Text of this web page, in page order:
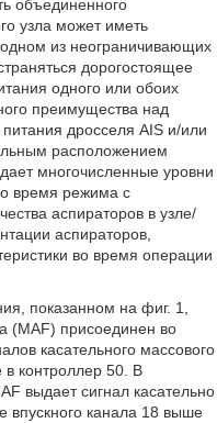
объединенного
узла может иметь
из неограничивающих
дорогостоящее
одного или обоих
преимущества над
дросселя AIS и/или
расположением
многочисленные уровни
время режима с
аспираторов в узле/
аспираторов,
во время операции
показанном на фиг. 1,
(MAF) присоединен во
касательного массового
в контроллер 50. В
выдает сигнал касательно
впускного канала 18 выше